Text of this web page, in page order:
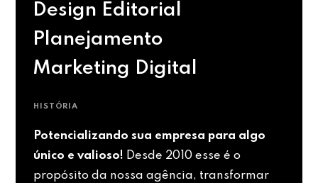
Design Editorial
Planejamento
Marketing Digital
HISTÓRIA
Potencializando sua empresa para algo
único e valioso! Desde 2010 esse é o
propósito da nossa agência, transformar